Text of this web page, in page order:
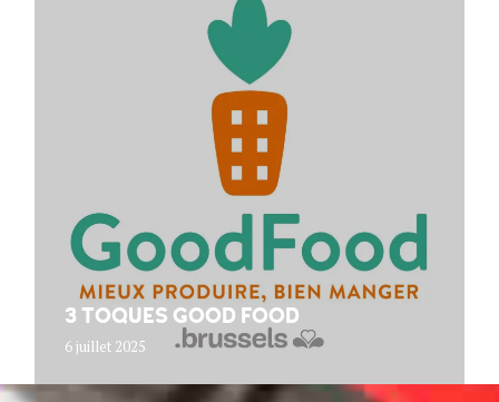
3 TOQUES GOOD FOOD
6 juillet 2025